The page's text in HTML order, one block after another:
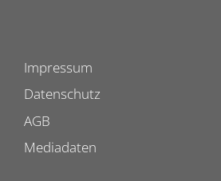
Impressum
Datenschutz
AGB
Mediadaten